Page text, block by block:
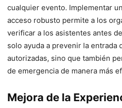
cualquier evento. Implementar
acceso robusto permite a los
verificar a los asistentes antes
solo ayuda a prevenir la entrada
autorizadas, sino que también
de emergencia de manera más
Mejora de la